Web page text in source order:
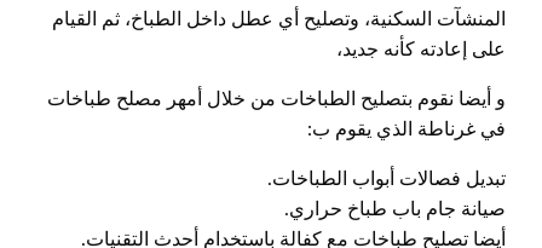
المنشآت السكنية، وتصليح أي عطل داخل الطباخ، ثم القيام
على إعادته كأنه جديد،
و أيضا نقوم بتصليح الطباخات من خلال أمهر مصلح طباخات
في غرناطة الذي يقوم ب:
تبديل فصالات أبواب الطباخات.
صيانة جام باب طباخ حراري.
أيضا تصليح طباخات مع كفالة باستخدام أحدث التقنيات.